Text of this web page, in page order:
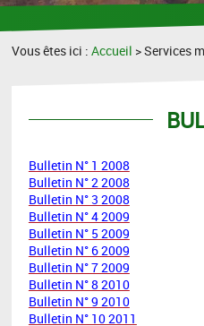
Vous êtes ici :Accueil > Services
Bulletin N° 1 2008
Bulletin N° 2 2008
Bulletin N° 3 2008
Bulletin N° 4 2009
Bulletin N° 5 2009
Bulletin N° 6 2009
Bulletin N° 7 2009
Bulletin N° 8 2010
Bulletin N° 9 2010
Bulletin N° 10 2011